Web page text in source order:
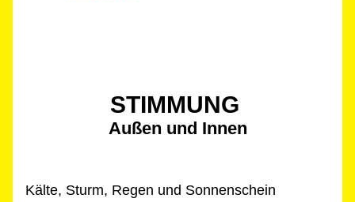
STIMMUNG
Außen und Innen
Kälte, Sturm, Regen und Sonnenschein